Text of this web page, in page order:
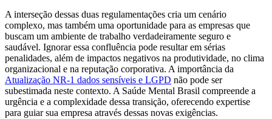
A interseção dessas duas regulamentações cria um cenário
complexo, mas também uma oportunidade para as empresas que
buscam um ambiente de trabalho verdadeiramente seguro e
saudável. Ignorar essa confluência pode resultar em sérias
penalidades, além de impactos negativos na produtividade, no clima
organizacional e na reputação corporativa. A importância da
Atualização NR-1 dados sensíveis e LGPD não pode ser
subestimada neste contexto. A Saúde Mental Brasil compreende a
urgência e a complexidade dessa transição, oferecendo expertise
para guiar sua empresa através dessas novas exigências.